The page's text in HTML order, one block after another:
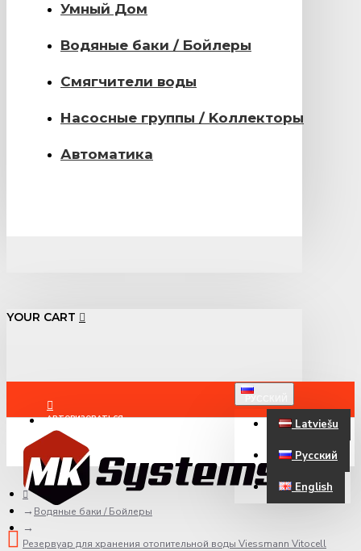
Умный Дом
Водяные баки / Бойлеры
Смягчители воды
Насосные группы / Kоллекторы
Автоматика
YOUR CART
АВТОРИЗОВАТЬСЯ
ЗАРЕГИСТРИРОВАТЬСЯ
Latviešu
Русский
English
Водяные баки / Бойлеры
Резервуар для хранения отопительной воды Viessmann Vitocell